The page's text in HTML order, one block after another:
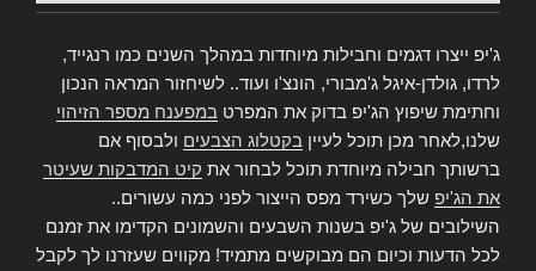
ג'יפ ייצרו דגמים וחבילות מיוחדות במהלך השנים כמו רנגייד,
לרדו, גולדן-איגל ג'מבורי, הונצ'ו ועוד.. לשיחזור המראה הנכון
וחתימת שיפוץ הג'יפ בדוק את המפרט במפענח מספר הזיהוי
שלנו,לאחר מכן תוכל לעיין בקטלוג הצבעים ולבסוף אם
ברשותך חבילה מיוחדת תוכל לבחור את קיט המדבקות שעיטר
את הג'יפ שלך כשירד מפס הייצור לפני כמה עשורים..
השילובים של ג'יפ בשנות השבעים והשמונים הקדימו את זמנם
לכל הדעות וכיום הם מבוקשים מתמיד! מקווים שעזרנו לך לקבל